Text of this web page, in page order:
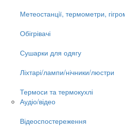
Метеостанції, термометри,
Обігрівачі
Сушарки для одягу
Ліхтарі/лампи/нічники/люстри
Термоси та термокухлі
Аудіо/відео
Відеоспостереження